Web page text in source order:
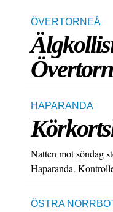
ÖVERTORNEÅ
HAPARANDA
Natten mot söndag
Haparanda.
ÖSTRA